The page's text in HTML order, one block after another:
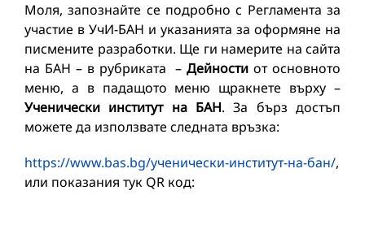
Моля, запознайте се подробно с Регламента за
участие в УчИ-БАН и указанията за оформяне на
писмените разработки. Ще ги намерите на сайта
на БАН – в рубриката –Дейности от основното
меню, а в падащото меню щракнете върху –
Ученически институт на БАН. За бърз достъп
можете да използвате следната връзка:
https://www.bas.bg/ученически-институт-на-бан/,
или показания тук QR код: